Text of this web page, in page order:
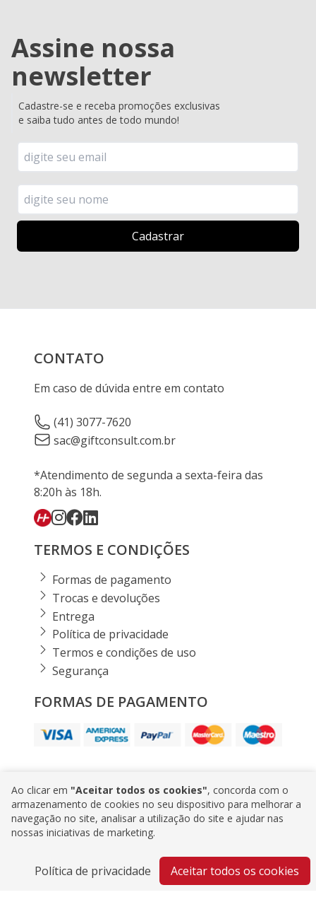
Assine nossa
newsletter
Cadastre-se e receba promoções exclusivas
e saiba tudo antes de todo mundo!
CONTATO
Em caso de dúvida entre em contato
(41) 3077-7620
sac@giftconsult.com.br
*Atendimento de segunda a sexta-feira das
8:20h às 18h.
TERMOS E CONDIÇÕES
Formas de pagamento
Trocas e devoluções
Entrega
Política de privacidade
Termos e condições de uso
Segurança
FORMAS DE PAGAMENTO
HORSCH SHOP 2026 |Powered by Gift Consult•
Ao clicar em "Aceitar todos os cookies", concorda com o
armazenamento de cookies no seu dispositivo para melhorar a
navegação no site, analisar a utilização do site e ajudar nas
nossas iniciativas de marketing.
Política de privacidade Aceitar todos os cookies